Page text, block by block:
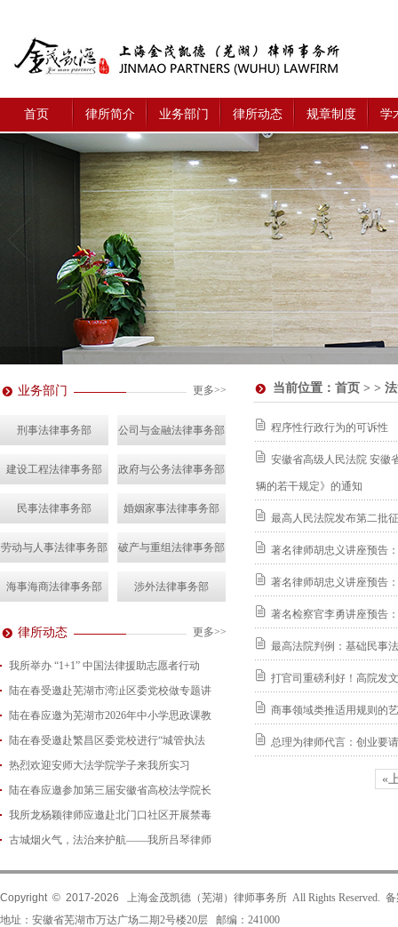
首页 律所简介 业务部门 律所动态 规章制度 学
业务部门 更多>>
刑事法律事务部 公司与金融法律事务部
建设工程法律事务部 政府与公务法律事务部
民事法律事务部 婚姻家事法律事务部
劳动与人事法律事务部 破产与重组法律事务部
海事海商法律事务部 涉外法律事务部
律所动态 更多>>
我所举办 “1+1” 中国法律援助志愿者行动
2026-08-07
陆在春受邀赴芜湖市湾沚区委党校做专题讲
2026-08-04
陆在春应邀为芜湖市2026年中小学思政课教
2026-07-24
陆在春受邀赴繁昌区委党校进行“城管执法
2026-07-15
热烈欢迎安师大法学院学子来我所实习
2026-07-01
陆在春应邀参加第三届安徽省高校法学院长
2026-06-29
我所龙杨颖律师应邀赴北门口社区开展禁毒
2026-06-18
古城烟火气，法治来护航——我所吕琴律师
当前位置： 首页 > >
程序性行政行为的可诉性
安徽省高级人民法院 安徽
辆的若干规定》的通知
最高人民法院发布第二批
著名律师胡忠义讲座预告
著名律师胡忠义讲座预告
著名检察官李勇讲座预告
最高法院判例：基础民事
打官司重磅利好！高院发
商事领域类推适用规则的
总理为律师代言：创业要
«
Copyright © 2017-2026
上海金茂凯德（芜湖）律师事务所 All Rights Reserved.
地址：安徽省芜湖市万达广场二期2号楼20层 邮编：241000